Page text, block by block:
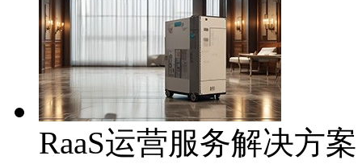
RaaS运营服务解决方案